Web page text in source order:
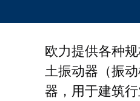
欧力提供各种
土振动器（振
器，用于建筑